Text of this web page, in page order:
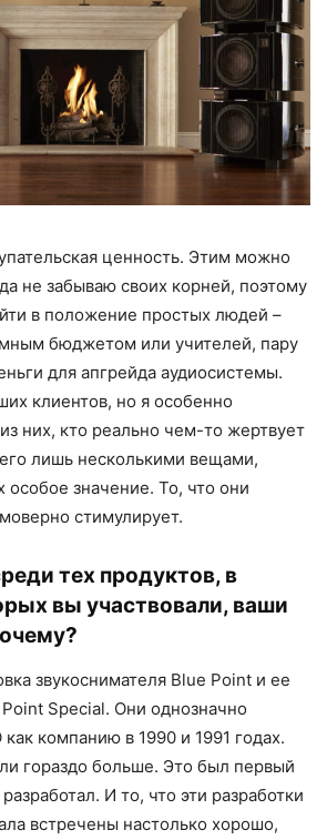
ценность. Этим можно
не забываю своих корней, поэтому
в положение простых людей –
бюджетом или учителей, пару
для апгрейда аудиосистемы.
клиентов, но я особенно
них, кто реально чем-то жертвует
лишь несколькими вещами,
значение. То, что они
стимулирует.
тех продуктов, в
вы участвовали, ваши
звукоснимателя Blue Point и ее
Special. Они однозначно
как компанию в 1990 и 1991 годах.
гораздо больше. Это был первый
И то, что эти разработки
встречены настолько хорошо,